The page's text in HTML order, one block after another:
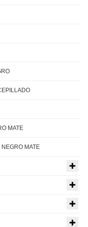
MATE
MATE